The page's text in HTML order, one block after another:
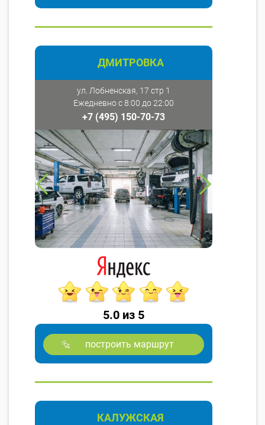
ДМИТРОВКА
ул. Лобненская, 17 стр 1
Ежедневно с 8:00 до 22:00
+7 (495) 150-70-73
5.0 из 5
построить маршрут
КАЛУЖСКАЯ